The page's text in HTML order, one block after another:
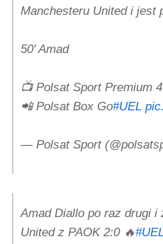
Manchesteru United i jest
50' Amad
📺 Polsat Sport Premium 4
📲 Polsat Box Go#UEL
— Polsat Sport
Amad Diallo po raz drugi
United z PAOK 2:0 🔥